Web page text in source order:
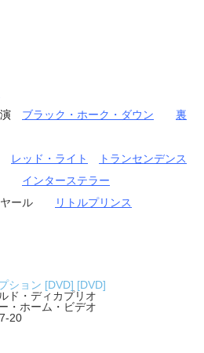
演 ブラック・ホーク・ダウン
裏
レッド・ライト
トランセンデンス
ン インターステラー
ール
リトルプリンス
ション [DVD] [DVD]
ド・ディカプリオ
・ホーム・ビデオ
20